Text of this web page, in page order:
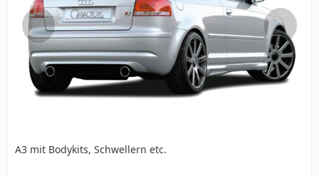
A3 mit Bodykits, Schwellern etc.